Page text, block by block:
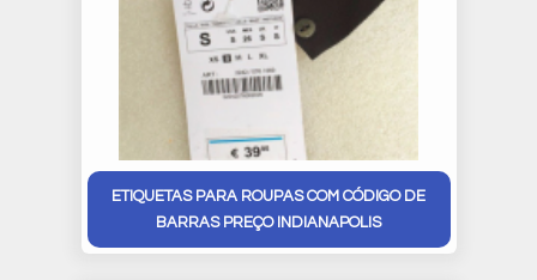
ETIQUETAS PARA ROUPAS COM CÓDIGO DE
BARRAS PREÇO INDIANAPOLIS